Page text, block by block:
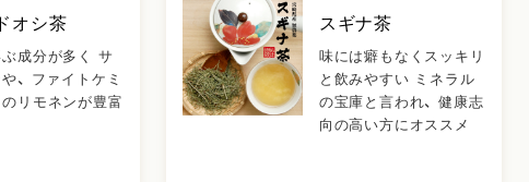
オシ茶
成分が多く サ
、 ファイトケミ
リモネンが豊富
スギナ茶
味には癖もなくスッキリ
と飲みやすい ミネラル
の宝庫と言われ、 健康志
向の高い方にオススメ